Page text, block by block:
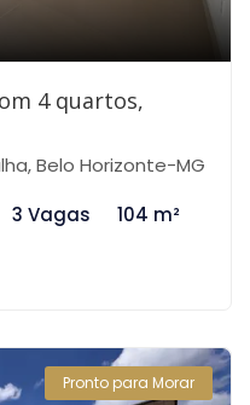
4 quartos,
Belo Horizonte-MG
3 Vagas 104 m²
Pronto para Morar